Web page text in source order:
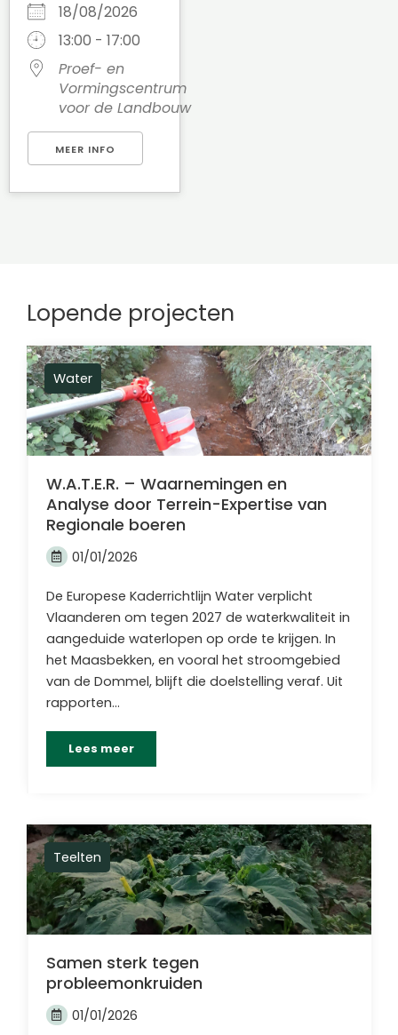
18/08/2026
13:00 - 17:00
Proef- en
Vormingscentrum
voor de Landbouw
MEER INFO
Lopende projecten
Water
W.A.T.E.R. – Waarnemingen en
Analyse door Terrein-Expertise van
Regionale boeren
01/01/2026
De Europese Kaderrichtlijn Water verplicht
Vlaanderen om tegen 2027 de waterkwaliteit in
aangeduide waterlopen op orde te krijgen. In
het Maasbekken, en vooral het stroomgebied
van de Dommel, blijft die doelstelling veraf. Uit
rapporten…
Lees meer
Teelten
Samen sterk tegen
probleemonkruiden
01/01/2026